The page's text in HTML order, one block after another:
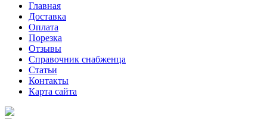
Главная
Доставка
Оплата
Порезка
Отзывы
Справочник снабженца
Статьи
Контакты
Карта сайта